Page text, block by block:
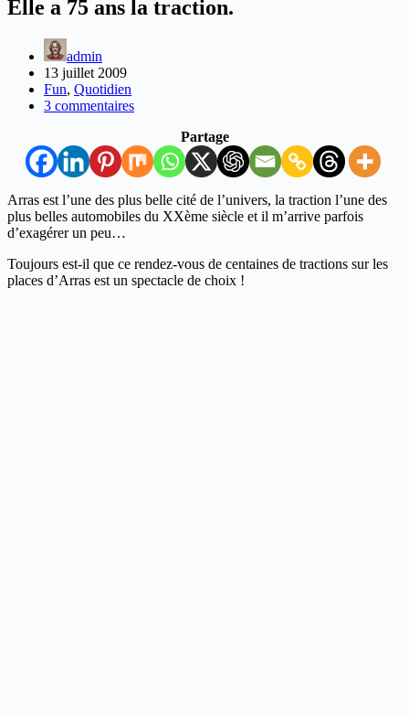
Elle a 75 ans la traction.
admin
13 juillet 2009
Fun, Quotidien
3 commentaires
Partage
Arras est l’une des plus belle cité de l’univers, la traction l’une des
plus belles automobiles du XXème siècle et il m’arrive parfois
d’exagérer un peu…
Toujours est-il que ce rendez-vous de centaines de tractions sur les
places d’Arras est un spectacle de choix !